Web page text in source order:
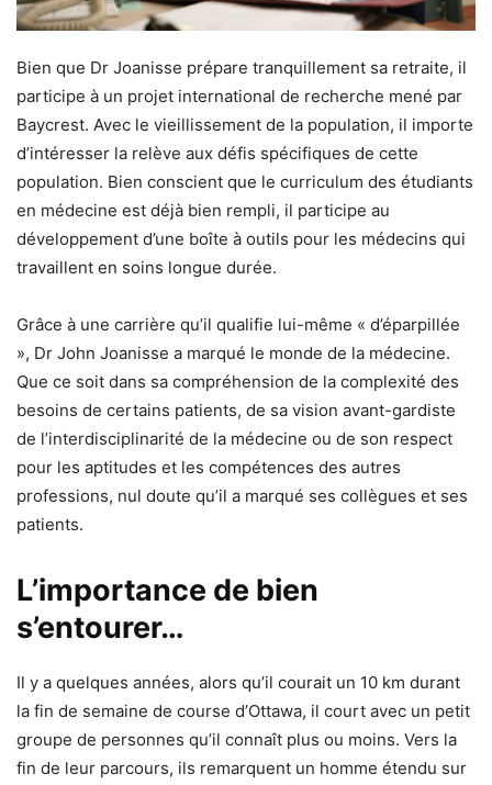
Bien que Dr Joanisse prépare tranquillement sa retraite, il
participe à un projet international de recherche mené par
Baycrest. Avec le vieillissement de la population, il importe
d’intéresser la relève aux défis spécifiques de cette
population. Bien conscient que le curriculum des étudiants
en médecine est déjà bien rempli, il participe au
développement d’une boîte à outils pour les médecins qui
travaillent en soins longue durée.
Grâce à une carrière qu’il qualifie lui-même « d’éparpillée
», Dr John Joanisse a marqué le monde de la médecine.
Que ce soit dans sa compréhension de la complexité des
besoins de certains patients, de sa vision avant-gardiste
de l’interdisciplinarité de la médecine ou de son respect
pour les aptitudes et les compétences des autres
professions, nul doute qu’il a marqué ses collègues et ses
patients.
L’importance de bien
s’entourer…
Il y a quelques années, alors qu’il courait un 10 km durant
la fin de semaine de course d’Ottawa, il court avec un petit
groupe de personnes qu’il connaît plus ou moins. Vers la
fin de leur parcours, ils remarquent un homme étendu sur